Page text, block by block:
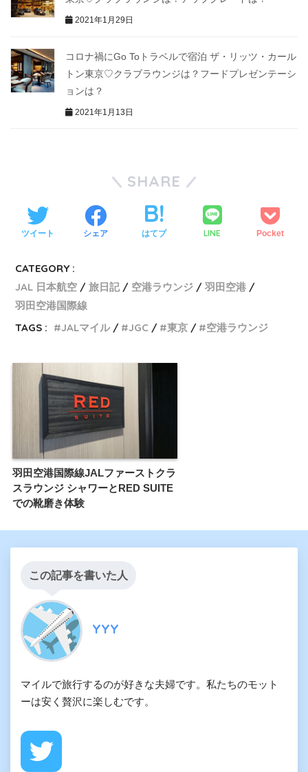
2021年1月29日
コロナ禍にGo Toトラベルで宿泊 ザ・リッツ・カール
トン東京♡クラブラウンジは？フードプレゼンテーシ
ョンは？
2021年1月13日
SHARE
ツイート シェア はてブ LINE Pocket
CATEGORY :
JAL 日本航空
旅日記 空港ラウンジ
羽田空港
羽田空港国際線
TAGS :
JALマイル JGC 東京 空港ラウンジ
羽田空港国際線JALファーストクラ
スラウンジ シャワーとRED SUITE
での靴磨き体験
この記事を書いた人
YYY
マイルで旅行するのが好きな夫婦です。私たちのモット
ーは安く贅沢に楽しむです。